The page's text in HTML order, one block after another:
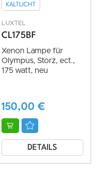
KALTLICHT
LUXTEL
CL175BF
Xenon Lampe für
Olympus, Storz, ect.,
175 watt, neu
150,00 €
DETAILS